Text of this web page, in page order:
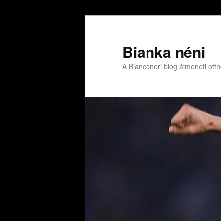
Bianka néni
A Bianconeri blog átmeneti